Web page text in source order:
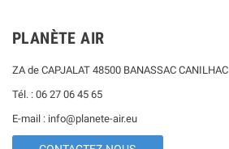
PLANÈTE AIR
ZA de CAPJALAT 48500 BANASSAC CANILHAC
Tél. : 06 27 06 45 65
E-mail : info@planete-air.eu